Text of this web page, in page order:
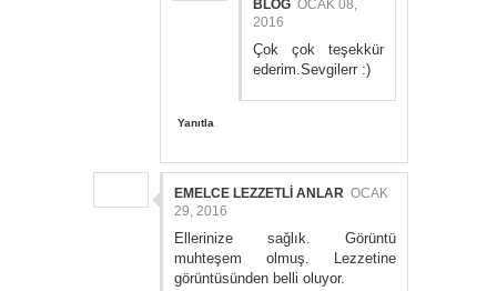
BLOG OCAK 08,
2016
Çok çok teşekkür
ederim.Sevgilerr :)
Yanıtla
EMELCE LEZZETLİ ANLAR OCAK
29, 2016
Ellerinize sağlık. Görüntü
muhteşem olmuş. Lezzetine
görüntüsünden belli oluyor.